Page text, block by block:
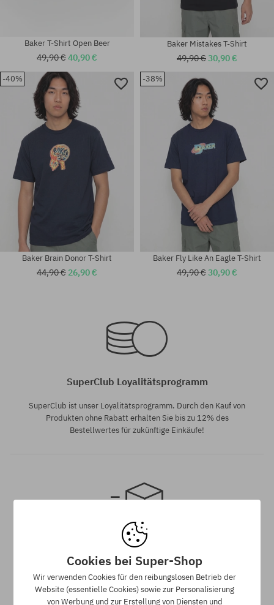
Verfügbare Größen:
M; L; XL
Verfügbare Größen:
Baker T-Shirt Open Beer
49,90 €40,90 €
L; XL
Baker Mistakes T-Shirt
49,90 €30,90 €
-40%
Baker Brain Donor T-Shirt
44,90 € 26,90 €
-38%
Verfügbare Größen:
M
Baker Fly Like An Eagle T-Shirt
49,90 €30,90 €
SuperClub Loyalitätsprogramm
SuperClub ist unser Loyalitätsprogramm. Durch den Kauf von
Produkten ohne Rabatt erhalten Sie bis zu 12% des
Bestellwertes für zukünftige Einkäufe!
Lieferfrist: ca. 3-5 Tage
Die Lieferzeit von Produkten kann sich generell je gewählter
Zahlungsart sowie Lieferland unterscheiden.
Cookies bei Super-Shop
Wir verwenden Cookies für den reibungslosen Betrieb der
Website (essentielle Cookies) sowie zur Personalisierung
von Werbung und zur Erstellung von Diensten und